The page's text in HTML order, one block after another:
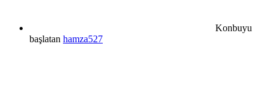
Konbuyu
başlatan hamza527